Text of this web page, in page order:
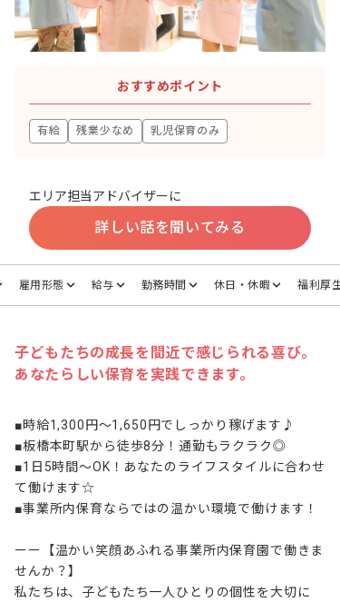
おすすめポイント
有給 残業少なめ 乳児保育のみ
エリア担当アドバイザーに
詳しい話を聞いてみる
雇用形態 給与 勤務時間 休日・休暇 福利厚生
子どもたちの成長を間近で感じられる喜び。
あなたらしい保育を実践できます。
■時給1,300円～1,650円でしっかり稼げます♪
■板橋本町駅から徒歩8分！通勤もラクラク◎
■1日5時間～OK！あなたのライフスタイルに合わせ
て働けます☆
■事業所内保育ならではの温かい環境で働けます！
ーー【温かい笑顔あふれる事業所内保育園で働きま
せんか？】
私たちは、子どもたち一人ひとりの個性を大切に